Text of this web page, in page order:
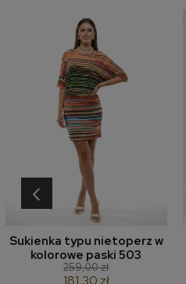
Sukienka typu nietoperz w
kolorowe paski 503
259,00 zł
181,30 zł
‹